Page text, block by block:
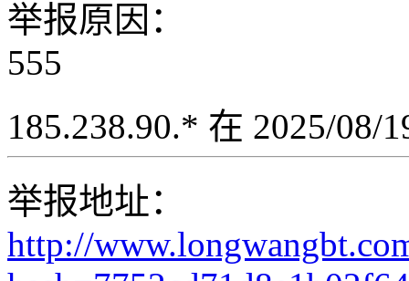
举报原因：
555
185.238.90.* 在 2025/08/
举报地址：
http://